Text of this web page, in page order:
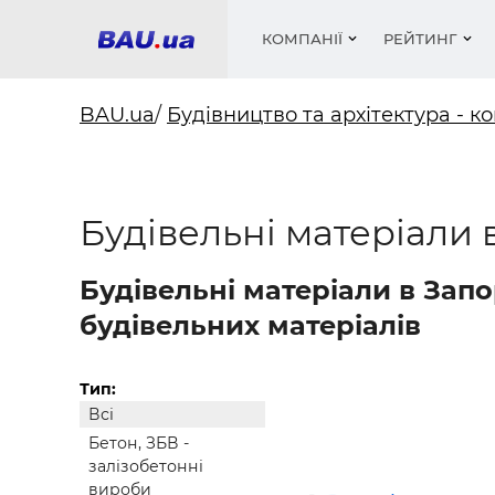
КОМПАНІЇ
Фарби,
РЕЙТИНГ
Медіа
Сипучі
цемент
BAU.ua/ Будівництво та архітектура -
Будівельні
Будівельні матеріали в
будівельних матеріалів
Тип:
Всі
Бетон, ЗБВ -
залізобетонні
вироби